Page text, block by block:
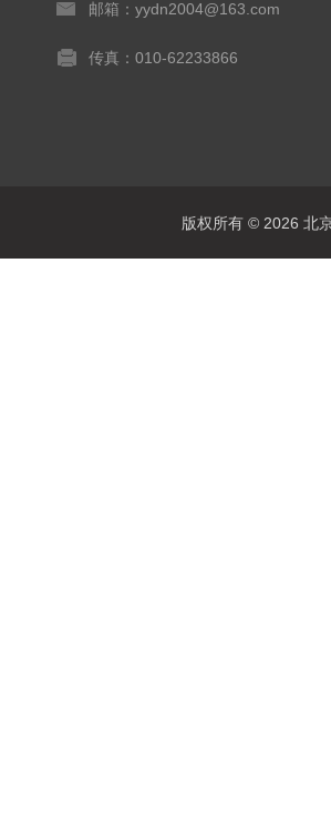
邮箱：yydn2004@163.com
传真：010-62233866
版权所有 © 2026